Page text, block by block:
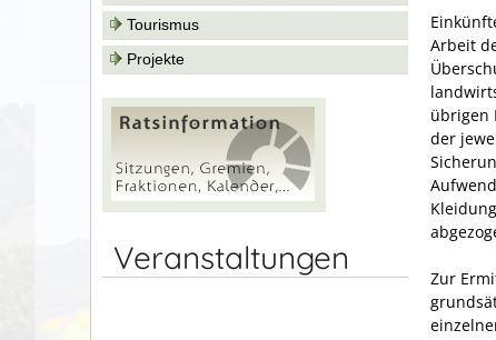
Tourismus
Projekte
Veranstaltungen
Arbeit
übrigen
der
Zur